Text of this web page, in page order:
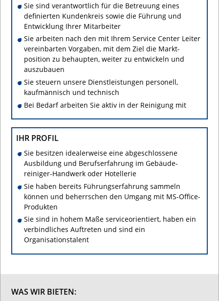
Sie sind verantwortlich für die Betreuung eines
definierten Kundenkreis sowie die Führung und
Entwicklung Ihrer Mitarbeiter
Sie arbeiten nach den mit Ihrem Service Center Leiter
vereinbarten Vorgaben, mit dem Ziel die Markt­
position zu behaupten, weiter zu entwickeln und
auszubauen
Sie steuern unsere Dienstleistungen personell,
kaufmännisch und technisch
Bei Bedarf arbeiten Sie aktiv in der Reinigung mit
IHR PROFIL
Sie besitzen idealerweise eine abgeschlossene
Ausbildung und Berufserfahrung im Gebäude­
reiniger-Handwerk oder Hotellerie
Sie haben bereits Führungs­erfahrung sammeln
können und beherrschen den Umgang mit MS-Office-
Produkten
Sie sind in hohem Maße serviceorientiert, haben ein
verbindliches Auftreten und sind ein
Organisationstalent
WAS WIR BIETEN: